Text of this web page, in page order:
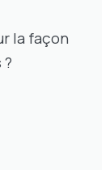
la façon